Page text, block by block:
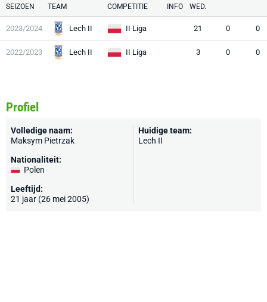
SEIZOEN TEAM COMPETITIE INFO WED.
2023/2024 Lech II II Liga 21 0 0
2022/2023 Lech II II Liga 3 0 0
Profiel
Volledige naam:
Maksym Pietrzak
Nationaliteit:
Polen
Leeftijd:
21 jaar (26 mei 2005)
Huidige team:
Lech II